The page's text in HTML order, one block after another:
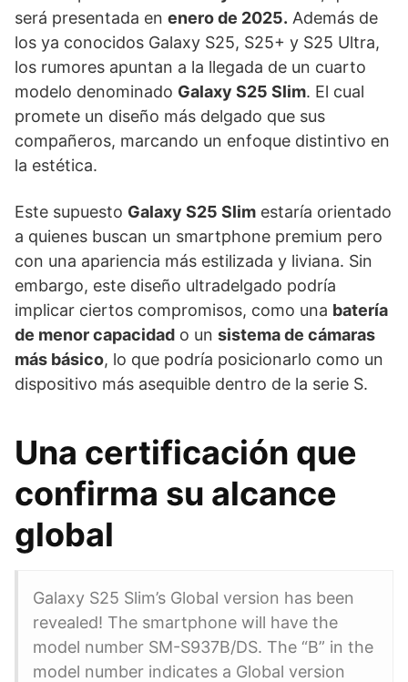
será presentada en enero de 2025. Además de
los ya conocidos Galaxy S25, S25+ y S25 Ultra,
los rumores apuntan a la llegada de un cuarto
modelo denominado Galaxy S25 Slim. El cual
promete un diseño más delgado que sus
compañeros, marcando un enfoque distintivo en
la estética.
Este supuesto Galaxy S25 Slim estaría orientado
a quienes buscan un smartphone premium pero
con una apariencia más estilizada y liviana. Sin
embargo, este diseño ultradelgado podría
implicar ciertos compromisos, como una batería
de menor capacidad o un sistema de cámaras
más básico, lo que podría posicionarlo como un
dispositivo más asequible dentro de la serie S.
Una certificación que
confirma su alcance
global
Galaxy S25 Slim’s Global version has been
revealed! The smartphone will have the
model number SM-S937B/DS. The “B” in the
model number indicates a Global version